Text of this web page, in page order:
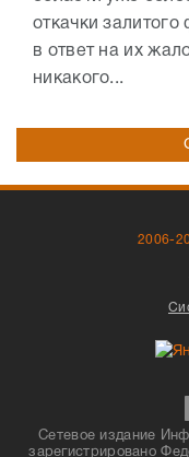
откачки
в ответ на их
никакого...
2006-
Сетевое издание
зарегистрировано